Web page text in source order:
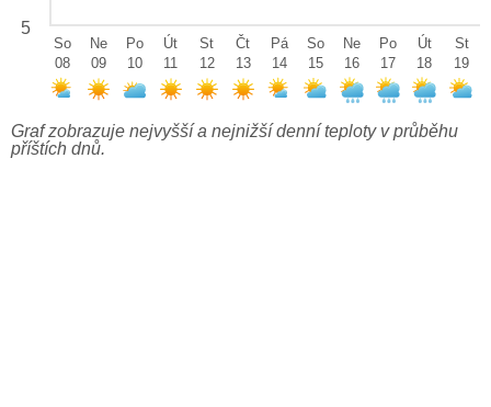
5
So
08
Ne
09
Po
10
Út
11
St
12
Čt
13
Pá
14
So
15
Ne
16
Po
17
Út
18
St
19
Graf zobrazuje nejvyšší a nejnižší denní teploty v průběhu
příštích dnů.